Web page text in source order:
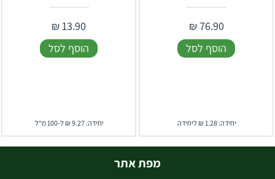
76.90
₪
הוסף לסל
יחידה: 1.28 ₪ ליחידה
13.90
₪
הוסף לסל
יחידה: 9.27 ₪ ל-100 מ"ל
מפת אתר